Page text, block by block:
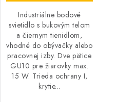
Industriálne bodové
svietidlo s bukovým telom
a čiernym tienidlom,
vhodné do obývačky alebo
pracovnej izby. Dve pätice
GU10 pre žiarovky max.
15 W. Trieda ochrany I,
krytie...